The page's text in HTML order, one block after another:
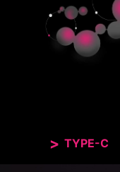
TYPE-C